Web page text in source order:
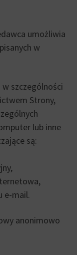
umożliwia
w
szczególności
Strony,
lub inne
są:
e-mail.
anonimowo